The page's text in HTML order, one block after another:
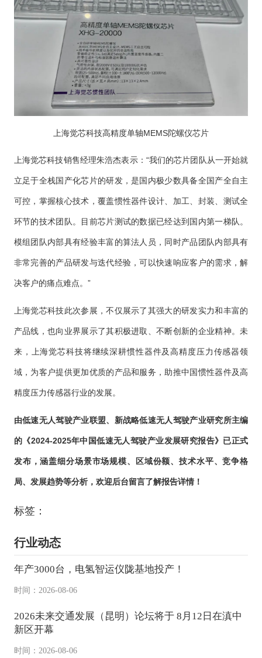
上海觉芯科技高精度单轴MEMS陀螺仪芯片
上海觉芯科技销售经理朱浩杰表示：“我们的芯片团队从一开始就
立足于全栈国产化芯片的研发，是国内极少数具备全国产全自主
可控，掌握核心技术，覆盖惯性器件设计、加工、封装、测试全
环节的技术团队。目前芯片测试的数据已经达到国内第一梯队。
模组团队内部具有经验丰富的算法人员，同时产品团队内部具有
非常完善的产品研发与迭代经验，可以快速响应客户的需求，解
决客户的痛点难点。”
上海觉芯科技此次参展，不仅展示了其强大的研发实力和丰富的
产品线，也向业界展示了其积极进取、不断创新的企业精神。未
来，上海觉芯科技将继续深耕惯性器件及高精度压力传感器领
域，为客户提供更加优质的产品和服务，助推中国惯性器件及高
精度压力传感器行业的发展。
由低速无人驾驶产业联盟、新战略低速无人驾驶产业研究所主编
的《2024-2025年中国低速无人驾驶产业发展研究报告》已正式
发布，涵盖细分场景市场规模、区域份额、技术水平、竞争格
局、发展趋势等分析，欢迎后台留言了解报告详情！
标签：
行业动态
年产3000台，电氢智运仪陇基地投产！
时间：2026-08-06
2026未来交通发展（昆明）论坛将于 8月12日在滇中
新区开幕
时间：2026-08-06